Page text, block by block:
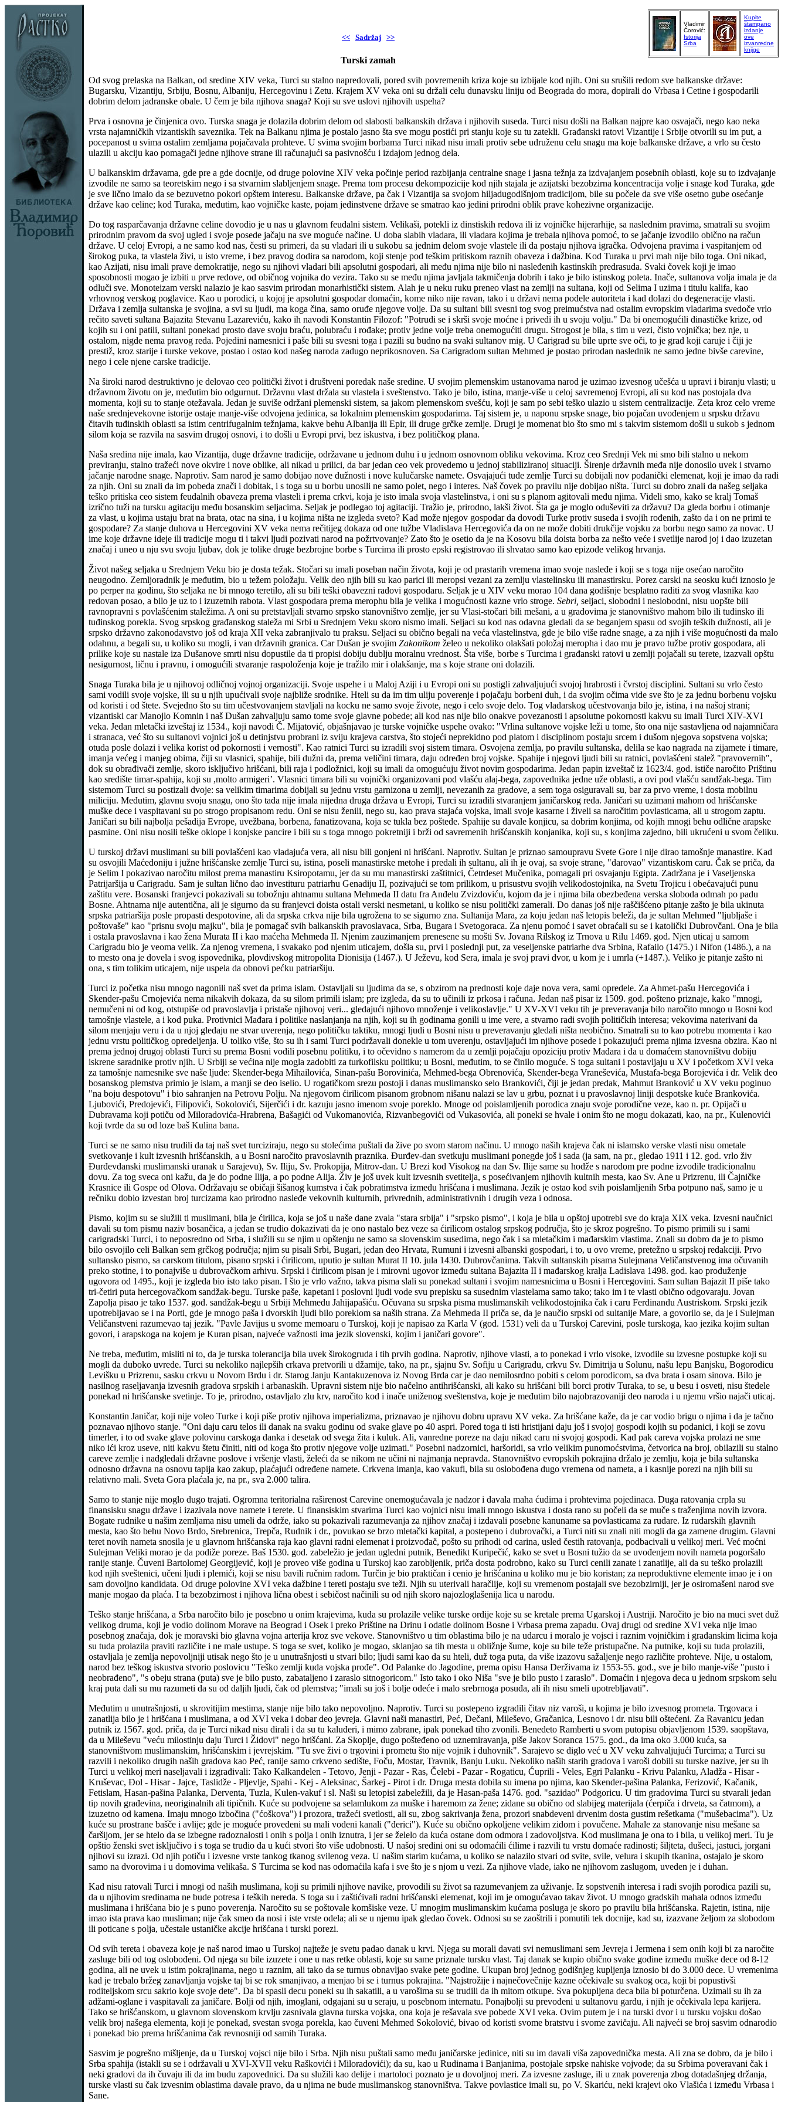
Vladimir
Ćorović:
Istorija
Srba
Kupite
štampano
izdanje
ove
izvanredne
knjige
<< Sadržaj >>
Turski zamah
Od svog prelaska na Balkan, od sredine XIV veka, Turci su stalno napredovali, pored svih povremenih kriza koje su izbijale kod njih. Oni su srušili redom sve balkanske države:
Bugarsku, Vizantiju, Srbiju, Bosnu, Albaniju, Hercegovinu i Zetu. Krajem XV veka oni su držali celu dunavsku liniju od Beograda do mora, dopirali do Vrbasa i Cetine i gospodarili
dobrim delom jadranske obale. U čem je bila njihova snaga? Koji su sve uslovi njihovih uspeha?
Prva i osnovna je činjenica ovo. Turska snaga je dolazila dobrim delom od slabosti balkanskih država i njihovih suseda. Turci nisu došli na Balkan najpre kao osvajači, nego kao neka
vrsta najamničkih vizantiskih saveznika. Tek na Balkanu njima je postalo jasno šta sve mogu postići pri stanju koje su tu zatekli. Građanski ratovi Vizantije i Srbije otvorili su im put, a
pocepanost u svima ostalim zemljama pojačavala prohteve. U svima svojim borbama Turci nikad nisu imali protiv sebe udruženu celu snagu ma koje balkanske države, a vrlo su često
ulazili u akciju kao pomagači jedne njihove strane ili računajući sa pasivnošću i izdajom jednog dela.
U balkanskim državama, gde pre a gde docnije, od druge polovine XIV veka počinje period razbijanja centralne snage i jasna težnja za izdvajanjem posebnih oblasti, koje su to izdvajanje
izvodile ne samo sa teoretskim nego i sa stvarnim slabljenjem snage. Prema tom procesu dekompozicije kod njih stajala je azijatski bezobzirna koncentracija volje i snage kod Turaka, gde
je sve lično imalo da se bezuvetno pokori opštem interesu. Balkanske države, pa čak i Vizantija sa svojom hiljadugodišnjom tradicijom, bile su počele da sve više osetno gube osećanje
države kao celine; kod Turaka, međutim, kao vojničke kaste, pojam jedinstvene države se smatrao kao jedini prirodni oblik prave kohezivne organizacije.
Do tog rasparčavanja državne celine dovodio je u nas u glavnom feudalni sistem. Velikaši, potekli iz dinstiskih redova ili iz vojničke hijerarhije, sa naslednim pravima, smatrali su svojim
prirodnim pravom da svoj ugled i svoje posede jačaju na sve moguće načine. U doba slabih vladara, ili vladara kojima je trebala njihova pomoć, to se jačanje izvodilo obično na račun
države. U celoj Evropi, a ne samo kod nas, česti su primeri, da su vladari ili u sukobu sa jednim delom svoje vlastele ili da postaju njihova igračka. Odvojena pravima i vaspitanjem od
širokog puka, ta vlastela živi, u isto vreme, i bez pravog dodira sa narodom, koji stenje pod teškim pritiskom raznih obaveza i dažbina. Kod Turaka u prvi mah nije bilo toga. Oni nikad,
kao Azijati, nisu imali prave demokratije, nego su njihovi vladari bili apsolutni gospodari, ali među njima nije bilo ni nasleđenih kastinskih predrasuda. Svaki čovek koji je imao
sposobnosti mogao je izbiti u prve redove, od običnog vojnika do vezira. Tako su se među njima javljala takmičenja dobrih i tako je bilo istinskog poleta. Inače, sultanova volja imala je da
odluči sve. Monoteizam verski nalazio je kao sasvim prirodan monarhistički sistem. Alah je u neku ruku preneo vlast na zemlji na sultana, koji od Selima I uzima i titulu kalifa, kao
vrhovnog verskog poglavice. Kao u porodici, u kojoj je apsolutni gospodar domaćin, kome niko nije ravan, tako i u državi nema podele autoriteta i kad dolazi do degeneracije vlasti.
Država i zemlja sultanska je svojina, a svi su ljudi, ma koga čina, samo oruđe njegove volje. Da su sultani bili svesni tog svog preimućstva nad ostalim evropskim vladarima svedoče vrlo
rečito saveti sultana Bajazita Stevanu Lazareviću, kako ih navodi Konstantin Filozof: "Potrudi se i skrši svoje moćne i privedi ih u svoju volju." Da bi onemogućili dinastičke krize, od
kojih su i oni patili, sultani ponekad prosto dave svoju braću, polubraću i rođake; protiv jedne volje treba onemogućiti drugu. Strogost je bila, s tim u vezi, čisto vojnička; bez nje, u
ostalom, nigde nema pravog reda. Pojedini namesnici i paše bili su svesni toga i pazili su budno na svaki sultanov mig. U Carigrad su bile uprte sve oči, to je grad koji caruje i čiji je
prestiž, kroz starije i turske vekove, postao i ostao kod našeg naroda zadugo neprikosnoven. Sa Carigradom sultan Mehmed je postao prirodan naslednik ne samo jedne bivše carevine,
nego i cele njene carske tradicije.
Na široki narod destruktivno je delovao ceo politički život i društveni poredak naše sredine. U svojim plemenskim ustanovama narod je uzimao izvesnog učešća u upravi i biranju vlasti; u
državnom životu on je, međutim bio odgurnut. Državnu vlast držala su vlastela i sveštenstvo. Tako je bilo, istina, manje-više u celoj savremenoj Evropi, ali su kod nas postojala dva
momenta, koji su to stanje otežavala. Jedan je suviše održani plemenski sistem, sa jakom plemenskom svešću, koji je sam po sebi teško ulazio u sistem centralizacije. Zeta kroz celo vreme
naše srednjevekovne istorije ostaje manje-više odvojena jedinica, sa lokalnim plemenskim gospodarima. Taj sistem je, u naponu srpske snage, bio pojačan uvođenjem u srpsku državu
čitavih tuđinskih oblasti sa istim centrifugalnim težnjama, kakve behu Albanija ili Epir, ili druge grčke zemlje. Drugi je momenat bio što smo mi s takvim sistemom došli u sukob s jednom
silom koja se razvila na sasvim drugoj osnovi, i to došli u Evropi prvi, bez iskustva, i bez političkog plana.
Naša sredina nije imala, kao Vizantija, duge državne tradicije, održavane u jednom duhu i u jednom osnovnom obliku vekovima. Kroz ceo Srednji Vek mi smo bili stalno u nekom
previranju, stalno tražeći nove okvire i nove oblike, ali nikad u prilici, da bar jedan ceo vek provedemo u jednoj stabiliziranoj situaciji. Širenje državnih međa nije donosilo uvek i stvarno
jačanje narodne snage. Naprotiv. Sam narod je samo dobijao nove dužnosti i nove kulučarske namete. Osvajajući tuđe zemlje Turci su dobijali nov podanički elemenat, koji je imao da radi
za njih. Oni su znali da im pobeda znači i dobitak, i s toga su u borbu unosili ne samo polet, nego i interes. Naš čovek po pravilu nije dobijao ništa. Turci su dobro znali da našeg seljaka
teško pritiska ceo sistem feudalnih obaveza prema vlasteli i prema crkvi, koja je isto imala svoja vlastelinstva, i oni su s planom agitovali među njima. Videli smo, kako se kralj Tomaš
izrično tuži na tursku agitaciju među bosanskim seljacima. Seljak je podlegao toj agitaciji. Tražio je, prirodno, lakši život. Šta ga je moglo oduševiti za državu? Da gleda borbu i otimanje
za vlast, u kojima ustaju brat na brata, otac na sina, i u kojima ništa ne izgleda sveto? Kad može njegov gospodar da dovodi Turke protiv suseda i svojih rođenih, zašto da i on ne primi te
gospodare? Za stanje duhova u Hercegovini XV veka nema rečitijeg dokaza od one tužbe Vladislava Hercegovića da on ne može dobiti drukčije vojsku za borbu nego samo za novac. U
ime koje državne ideje ili tradicije mogu ti i takvi ljudi pozivati narod na požrtvovanje? Zato što je osetio da je na Kosovu bila doista borba za nešto veće i svetlije narod joj i dao izuzetan
značaj i uneo u nju svu svoju ljubav, dok je tolike druge bezbrojne borbe s Turcima ili prosto epski registrovao ili shvatao samo kao epizode velikog hrvanja.
Život našeg seljaka u Srednjem Veku bio je dosta težak. Stočari su imali poseban način života, koji je od prastarih vremena imao svoje nasleđe i koji se s toga nije osećao naročito
neugodno. Zemljoradnik je međutim, bio u težem položaju. Velik deo njih bili su kao parici ili meropsi vezani za zemlju vlastelinsku ili manastirsku. Porez carski na seosku kući iznosio je
po perper na godinu, što seljaka ne bi mnogo teretilo, ali su bili teški obavezni radovi gospodaru. Seljak je u XIV veku morao 104 dana godišnje besplatno raditi za svog vlasnika kao
redovan posao, a bilo je uz to i izuzetnih rabota. Vlast gospodara prema merophu bila je velika i mogućnosti kazne vrlo stroge. Sebri, seljaci, slobodni i neslobodni, nisu uopšte bili
ravnopravni s povlašćenim staležima. A oni su pretstavljali stvarno srpsko stanovništvo zemlje, jer su Vlasi-stočari bili mešani, a u gradovima je stanovništvo mahom bilo ili tuđinsko ili
tuđinskog porekla. Svog srpskog građanskog staleža mi Srbi u Srednjem Veku skoro nismo imali. Seljaci su kod nas odavna gledali da se beganjem spasu od svojih teških dužnosti, ali je
srpsko državno zakonodavstvo još od kraja XII veka zabranjivalo tu praksu. Seljaci su obično begali na veća vlastelinstva, gde je bilo više radne snage, a za njih i više mogućnosti da malo
odahnu, a begali su, u koliko su mogli, i van državnih granica. Car Dušan je svojim Zakonikom želeo u nekoliko olakšati položaj meropha i dao mu je pravo tužbe protiv gospodara, ali
prilike koje su nastale iza Dušanove smrti nisu dopustile da ti propisi dobiju dublju moralnu vrednost. Šta više, borbe s Turcima i građanski ratovi u zemlji pojačali su terete, izazvali opštu
nesigurnost, ličnu i pravnu, i omogućili stvaranje raspoloženja koje je tražilo mir i olakšanje, ma s koje strane oni dolazili.
Snaga Turaka bila je u njihovoj odličnoj vojnoj organizaciji. Svoje uspehe i u Maloj Aziji i u Evropi oni su postigli zahvaljujući svojoj hrabrosti i čvrstoj disciplini. Sultani su vrlo često
sami vodili svoje vojske, ili su u njih upućivali svoje najbliže srodnike. Hteli su da im tim uliju poverenje i pojačaju borbeni duh, i da svojim očima vide sve što je za jednu borbenu vojsku
od koristi i od štete. Svejedno što su tim učestvovanjem stavljali na kocku ne samo svoje živote, nego i celo svoje delo. Tog vladarskog učestvovanja bilo je, istina, i na našoj strani;
vizantiski car Manojlo Komnin i naš Dušan zahvaljuju samo tome svoje glavne pobede; ali kod nas nije bilo onakve povezanosti i apsolutne pokornosti kakvu su imali Turci XIV-XVI
veka. Jedan mletački izveštaj iz 1534., koji navodi Č. Mijatović, objašnjavao je turske vojničke uspehe ovako: "Vrlina sultanove vojske leži u tome, što ona nije sastavljena od najamničara
i stranaca, već što su sultanovi vojnici još u detinjstvu probrani iz sviju krajeva carstva, što stojeći neprekidno pod platom i disciplinom postaju srcem i dušom njegova sopstvena vojska;
otuda posle dolazi i velika korist od pokornosti i vernosti". Kao ratnici Turci su izradili svoj sistem timara. Osvojena zemlja, po pravilu sultanska, delila se kao nagrada na zijamete i timare,
imanja većeg i manjeg obima, čiji su vlasnici, spahije, bili dužni da, prema veličini timara, daju određen broj vojske. Spahije i njegovi ljudi bili su ratnici, povlašćeni stalež "pravovernih",
dok su obrađivači zemlje, skoro isključivo hrišćani, bili raja i podložnici, koji su imali da omogućuju život novim gospodarima. Jedan papin izveštač iz 1623/4. god. ističe naročito Prištinu
kao središte timar-spahija, koji su ,molto armigeri’. Vlasnici timara bili su vojnički organizovani pod vlašću alaj-bega, zapovednika jedne uže oblasti, a ovi pod vlašću sandžak-bega. Tim
sistemom Turci su postizali dvoje: sa velikim timarima dobijali su jednu vrstu garnizona u zemlji, nevezanih za gradove, a sem toga osiguravali su, bar za prvo vreme, i dosta mobilnu
miliciju. Međutim, glavnu svoju snagu, ono što tada nije imala nijedna druga država u Evropi, Turci su izradili stvaranjem janičarskog reda. Janičari su uzimani mahom od hrišćanske
muške dece i vaspitavani su po strogo propisanom redu. Oni se nisu ženili, nego su, kao prava stajaća vojska, imali svoje kasarne i živeli sa naročitim povlasticama, ali u strogom zaptu.
Janičari su bili najbolja pešadija Evrope, uvežbana, borbena, fanatizovana, koja se tukla bez poštede. Spahije su davale konjicu, sa dobrim konjima, od kojih mnogi behu odlične arapske
pasmine. Oni nisu nosili teške oklope i konjske pancire i bili su s toga mnogo pokretniji i brži od savremenih hrišćanskih konjanika, koji su, s konjima zajedno, bili ukrućeni u svom čeliku.
U turskoj državi muslimani su bili povlašćeni kao vladajuća vera, ali nisu bili gonjeni ni hrišćani. Naprotiv. Sultan je priznao samoupravu Svete Gore i nije dirao tamošnje manastire. Kad
su osvojili Maćedoniju i južne hrišćanske zemlje Turci su, istina, poseli manastirske metohe i predali ih sultanu, ali ih je ovaj, sa svoje strane, "darovao" vizantiskom caru. Čak se priča, da
je Selim I pokazivao naročitu milost prema manastiru Ksiropotamu, jer da su mu manastirski zaštitnici, Četrdeset Mučenika, pomagali pri osvajanju Egipta. Zadržana je i Vaseljenska
Patrijaršija u Carigradu. Sam je sultan lično dao investituru patriarhu Genadiju II, pozivajući se tom prilikom, u prisustvu svojih velikodostojnika, na Svetu Trojicu i obećavajući punu
zaštitu vere. Bosanski franjevci pokazivali su tobožnju ahtnamu sultana Mehmeda II datu fra Anđelu Zvizdoviću, kojom da je i njima bila obezbeđena verska sloboda odmah po padu
Bosne. Ahtnama nije autentična, ali je sigurno da su franjevci doista ostali verski nesmetani, u koliko se nisu politički zamerali. Do danas još nije raščišćeno pitanje zašto je bila ukinuta
srpska patriaršija posle propasti despotovine, ali da srpska crkva nije bila ugrožena to se sigurno zna. Sultanija Mara, za koju jedan naš letopis beleži, da je sultan Mehmed "ljubljaše i
poštovaše" kao "prisnu svoju majku", bila je pomagač svih balkanskih pravoslavaca, Srba, Bugara i Svetogoraca. Za njenu pomoć i savet obraćali su se i katolički Dubrovčani. Ona je bila
i ostala pravoslavna i kao žena Murata II i kao maćeha Mehmeda II. Njenim zauzimanjem prenesene su mošti Sv. Jovana Rilskog iz Trnova u Rilu 1469. god. Njen uticaj u samom
Carigradu bio je veoma velik. Za njenog vremena, i svakako pod njenim uticajem, došla su, prvi i poslednji put, za veseljenske patriarhe dva Srbina, Rafailo (1475.) i Nifon (1486.), a na
to mesto ona je dovela i svog ispovednika, plovdivskog mitropolita Dionisija (1467.). U Ježevu, kod Sera, imala je svoj pravi dvor, u kom je i umrla (+1487.). Veliko je pitanje zašto ni
ona, s tim tolikim uticajem, nije uspela da obnovi pećku patriaršiju.
Turci iz početka nisu mnogo nagonili naš svet da prima islam. Ostavljali su ljudima da se, s obzirom na prednosti koje daje nova vera, sami opredele. Za Ahmet-pašu Hercegovića i
Skender-pašu Crnojevića nema nikakvih dokaza, da su silom primili islam; pre izgleda, da su to učinili iz prkosa i računa. Jedan naš pisar iz 1509. god. pošteno priznaje, kako "mnogi,
nemučeni ni od kog, otstupiše od pravoslavlja i pristaše njihovoj veri... gledajući njihovo množenje i velikoslavlje." U XV-XVI veku tih je preveravanja bilo naročito mnogo u Bosni kod
tamošnje vlastele, a i kod puka. Protivnici Mađara i politike naslanjanja na njih, koji su ih godinama gonili u ime vere, a stvarno radi svojih političkih interesa; vekovima naterivani da
silom menjaju veru i da u njoj gledaju ne stvar uverenja, nego političku taktiku, mnogi ljudi u Bosni nisu u preveravanju gledali ništa neobično. Smatrali su to kao potrebu momenta i kao
jednu vrstu političkog opredeljenja. U toliko više, što su ih i sami Turci podržavali donekle u tom uverenju, ostavljajući im njihove posede i pokazujući prema njima izvesna obzira. Kao ni
prema jednoj drugoj oblasti Turci su prema Bosni vodili posebnu politiku, i to očevidno s namerom da u zemlji pojačaju opoziciju protiv Mađara i da u domaćem stanovništvu dobiju
iskrene saradnike protiv njih. U Srbiji se većina nije mogla zadobiti za turkofilsku politiku; u Bosni, međutim, to se činilo moguće. S toga sultani i postavljaju u XV i početkom XVI veka
za tamošnje namesnike sve naše ljude: Skender-bega Mihailovića, Sinan-pašu Borovinića, Mehmed-bega Obrenovića, Skender-bega Vraneševića, Mustafa-bega Borojevića i dr. Velik deo
bosanskog plemstva primio je islam, a manji se deo iselio. U rogatičkom srezu postoji i danas muslimansko selo Brankovići, čiji je jedan predak, Mahmut Branković u XV veku poginuo
"na boju despotovu" i bio sahranjen na Petrovu Polju. Na njegovom ćirilicom pisanom grobnom nišanu nalazi se lav u grbu, poznat i u pravoslavnoj liniji despotske kuće Brankovića.
Ljubovići, Predojevići, Filipovići, Sokolovići, Sijerčići i dr. kazuju jasno imenom svoje poreklo. Mnoge od poislamljenih porodica znaju svoje porodične veze, kao n. pr. Opijači u
Dubravama koji potiču od Miloradovića-Hrabrena, Bašagići od Vukomanovića, Rizvanbegovići od Vukasovića, ali poneki se hvale i onim što ne mogu dokazati, kao, na pr., Kulenovići
koji tvrde da su od loze baš Kulina bana.
Turci se ne samo nisu trudili da taj naš svet turciziraju, nego su stolećima puštali da žive po svom starom načinu. U mnogo naših krajeva čak ni islamsko verske vlasti nisu ometale
svetkovanje i kult izvesnih hrišćanskih, a u Bosni naročito pravoslavnih praznika. Đurđev-dan svetkuju muslimani ponegde još i sada (ja sam, na pr., gledao 1911 i 12. god. vrlo živ
Đurđevdanski muslimanski uranak u Sarajevu), Sv. Iliju, Sv. Prokopija, Mitrov-dan. U Brezi kod Visokog na dan Sv. Ilije same su hodže s narodom pre podne izvodile tradicionalnu
dovu. Za tog sveca oni kažu, da je do podne Ilija, a po podne Alija. Živ je još uvek kult izvesnih svetitelja, s posećivanjem njihovih kultnih mesta, kao Sv. Ane u Prizrenu, ili Čajničke
Krasnice ili Gospe od Olova. Održavaju se običaji šišanog kumstva i čak pobratimstva između hrišćana i muslimana. Jezik je ostao kod svih poislamljenih Srba potpuno naš, samo je u
rečniku dobio izvestan broj turcizama kao prirodno nasleđe vekovnih kulturnih, privrednih, administrativnih i drugih veza i odnosa.
Pismo, kojim su se služili ti muslimani, bila je ćirilica, koja se još u naše dane zvala "stara srbija" i "srpsko pismo", i koja je bila u opštoj upotrebi sve do kraja XIX veka. Izvesni naučnici
davali su tom pismu naziv bosančica, a jedan se trudio dokazivati da je ono nastalo bez veze sa ćirilicom ostalog srpskog područja, što je skroz pogrešno. To pismo primili su i sami
carigradski Turci, i to neposredno od Srba, i služili su se njim u opštenju ne samo sa slovenskim susedima, nego čak i sa mletačkim i mađarskim vlastima. Znali su dobro da je to pismo
bilo osvojilo celi Balkan sem grčkog područja; njim su pisali Srbi, Bugari, jedan deo Hrvata, Rumuni i izvesni albanski gospodari, i to, u ovo vreme, pretežno u srpskoj redakciji. Prvo
sultansko pismo, sa carskom titulom, pisano srpski i ćirilicom, uputio je sultan Murat II 10. jula 1430. Dubrovčanima. Takvih sultanskih pisama Sulejmana Veličanstvenog ima očuvanih
preko stotine, i to ponajviše u dubrovačkom arhivu. Srpski i ćirilicom pisan je i mirovni ugovor između sultana Bajazita II i mađarskog kralja Ladislava 1498. god. kao produženje
ugovora od 1495., koji je izgleda bio isto tako pisan. I što je vrlo važno, takva pisma slali su ponekad sultani i svojim namesnicima u Bosni i Hercegovini. Sam sultan Bajazit II piše tako
tri-četiri puta hercegovačkom sandžak-begu. Turske paše, kapetani i poslovni ljudi vode svu prepisku sa susednim vlastelama samo tako; tako im i te vlasti obično odgovaraju. Jovan
Zapolja pisao je tako 1537. god. sandžak-begu u Srbiji Mehmedu Jahijapašiću. Očuvana su srpska pisma muslimanskih velikodostojnika čak i caru Ferdinandu Austriskom. Srpski jezik
upotrebljavao se i na Porti, gde je mnogo paša i dvorskih ljudi bilo poreklom sa naših strana. Za Mehmeda II priča se, da je naučio srpski od sultanije Mare, a govorilo se, da je i Sulejman
Veličanstveni razumevao taj jezik. "Pavle Javijus u svome memoaru o Turskoj, koji je napisao za Karla V (god. 1531) veli da u Turskoj Carevini, posle turskoga, kao jezika kojim sultan
govori, i arapskoga na kojem je Kuran pisan, najveće važnosti ima jezik slovenski, kojim i janičari govore".
Ne treba, međutim, misliti ni to, da je turska tolerancija bila uvek širokogruda i tih prvih godina. Naprotiv, njihove vlasti, a to ponekad i vrlo visoke, izvodile su izvesne postupke koji su
mogli da duboko uvrede. Turci su nekoliko najlepših crkava pretvorili u džamije, tako, na pr., sjajnu Sv. Sofiju u Carigradu, crkvu Sv. Dimitrija u Solunu, našu lepu Banjsku, Bogorodicu
Levišku u Prizrenu, sasku crkvu u Novom Brdu i dr. Starog Janju Kantakuzenova iz Novog Brda car je dao nemilosrdno pobiti s celom porodicom, sa dva brata i osam sinova. Bilo je
nasilnog raseljavanja izvesnih gradova srpskih i arbanaskih. Upravni sistem nije bio načelno antihrišćanski, ali kako su hrišćani bili borci protiv Turaka, to se, u besu i osveti, nisu štedele
ponekad ni hrišćanske svetinje. To je, prirodno, ostavljalo zlu krv, naročito kod i inače uniženog sveštenstva, koje je međutim bilo najobrazovaniji deo naroda i u njemu vršio najači uticaj.
Konstantin Janičar, koji nije voleo Turke i koji piše protiv njihova imperializma, priznavao je njihovu dobru upravu XV veka. Za hrišćane kaže, da je car vodio brigu o njima i da je tačno
poznavao njihovo stanje. "Oni daju caru telos ili danak na svaku godinu od svake glave po 40 aspri. Pored toga ti isti hristijani daju još i svojoj gospodi kojih su podanici, i koji se zovu
timerler, i to od svake glave polovinu carskoga danka i desetak od svega žita i kuluk. Ali, vanredne poreze na daju nikad caru ni svojoj gospodi. Kad pak careva vojska prolazi ne sme
niko ići kroz useve, niti kakvu štetu činiti, niti od koga što protiv njegove volje uzimati." Posebni nadzornici, haršoridi, sa vrlo velikim punomoćstvima, četvorica na broj, obilazili su stalno
careve zemlje i nadgledali državne poslove i vršenje vlasti, želeći da se nikom ne učini ni najmanja nepravda. Stanovništvo evropskih pokrajina držalo je zemlju, koja je bila sultanska
odnosno državna na osnovu tapija kao zakup, plaćajući određene namete. Crkvena imanja, kao vakufi, bila su oslobođena dugo vremena od nameta, a i kasnije porezi na njih bili su
relativno mali. Sveta Gora plaćala je, na pr., sva 2.000 talira.
Samo to stanje nije moglo dugo trajati. Ogromna teritorialna raširenost Carevine onemogućavala je nadzor i davala maha ćudima i prohtevima pojedinaca. Duga ratovanja crpla su
finansisku snagu države i izazivala nove namete i terete. U finansiskim stvarima Turci kao vojnici nisu imali mnogo iskustva i dosta rano su počeli da se muče s traženjima novih izvora.
Bogate rudnike u našim zemljama nisu umeli da održe, iako su pokazivali razumevanja za njihov značaj i izdavali posebne kanuname sa povlasticama za rudare. Iz rudarskih glavnih
mesta, kao što behu Novo Brdo, Srebrenica, Trepča, Rudnik i dr., povukao se brzo mletački kapital, a postepeno i dubrovački, a Turci niti su znali niti mogli da ga zamene drugim. Glavni
teret novih nameta snosila je u glavnom hrišćanska raja kao glavni radni elemenat i proizvođač, pošto su prihodi od carina, usled čestih ratovanja, podbacivali u velikoj meri. Već moćni
Sulejman Veliki morao je da podiže poreze. Baš 1530. god. zabeležio je jedan ugledni putnik, Benedikt Kuripečić, kako se svet u Bosni tužio da se uvođenjem novih nameta pogoršalo
ranije stanje. Čuveni Bartolomej Georgijević, koji je proveo više godina u Turskoj kao zarobljenik, priča dosta podrobno, kako su Turci cenili zanate i zanatlije, ali da su teško prolazili
kod njih sveštenici, učeni ljudi i plemići, koji se nisu bavili ručnim radom. Turčin je bio praktičan i cenio je hrišćanina u koliko mu je bio koristan; za neproduktivne elemente imao je i on
sam dovoljno kandidata. Od druge polovine XVI veka dažbine i tereti postaju sve teži. Njih su uterivali haračlije, koji su vremenom postajali sve bezobzirniji, jer je osiromašeni narod sve
manje mogao da plaća. I ta bezobzirnost i njihova lična obest i sebičost načinili su od njih skoro najozloglašenija lica u narodu.
Teško stanje hrišćana, a Srba naročito bilo je posebno u onim krajevima, kuda su prolazile velike turske ordije koje su se kretale prema Ugarskoj i Austriji. Naročito je bio na muci svet duž
velikog druma, koji je vodio dolinom Morave na Beograd i Osek i preko Prištine na Drinu i odatle dolinom Bosne i Vrbasa prema zapadu. Ovaj drugi od sredine XVI veka nije imao
posebnog značaja, dok je moravski bio glavna vojna arterija kroz sve vekove. Stanovništvo u tim oblastima bilo je na udarcu i moralo je vojsci i raznim vojničkim i građanskim licima koja
su tuda prolazila praviti različite i ne male ustupe. S toga se svet, koliko je mogao, sklanjao sa tih mesta u obližnje šume, koje su bile teže pristupačne. Na putnike, koji su tuda prolazili,
ostavljala je zemlja nepovoljniji utisak nego što je u unutrašnjosti u stvari bilo; ljudi sami kao da su hteli, duž toga puta, da više izazovu sažaljenje nego različite prohteve. Nije, u ostalom,
narod bez teškog iskustva stvorio poslovicu "Teško zemlji kuda vojska prođe". Od Palanke do Jagodine, prema opisu Hansa Derživama iz 1553-55. god., sve je bilo manje-više "pusto i
neobrađeno", "s obeju strana (puta) sve je bilo pusto, zabataljeno i zaraslo sitnogoricom." Isto tako i oko Niša "sve je bilo pusto i zaraslo". Domaćin i njegova deca u jednom srpskom selu
kraj puta dali su mu razumeti da su od daljih ljudi, čak od plemstva; "imali su još i bolje odeće i malo srebrnoga posuđa, ali ih nisu smeli upotrebljavati".
Međutim u unutrašnjosti, u skrovitijim mestima, stanje nije bilo tako nepovoljno. Naprotiv. Turci su postepeno izgradili čitav niz varoši, u kojima je bilo izvesnog prometa. Trgovaca i
zanatlija bilo je i hrišćana i muslimana, a od XVI veka i dobar deo jevreja. Glavni naši manastiri, Peć, Dečani, Mileševo, Gračanica, Lesnovo i dr. nisu bili oštećeni. Za Ravanicu jedan
putnik iz 1567. god. priča, da je Turci nikad nisu dirali i da su tu kaluđeri, i mimo zabrane, ipak ponekad tiho zvonili. Benedeto Ramberti u svom putopisu objavljenom 1539. saopštava,
da u Mileševu "veću milostinju daju Turci i Židovi" nego hrišćani. Za Skoplje, dugo pošteđeno od uznemiravanja, piše Jakov Soranca 1575. god., da ima oko 3.000 kuća, sa
stanovništvom muslimanskim, hrišćanskim i jevrejskim. "Tu sve živi o trgovini i prometu što nije vojnik i duhovnik". Sarajevo se diglo već u XV veku zahvaljujući Turcima; a Turci su
razvili i nekoliko drugih naših gradova kao Peć, ranije samo crkveno sedište, Foču, Mostar, Travnik, Banju Luku. Nekoliko naših starih gradova i varoši dobili su turske nazive, jer su ih
Turci u velikoj meri naseljavali i izgrađivali: Tako Kalkandelen - Tetovo, Jenji - Pazar - Ras, Čelebi - Pazar - Rogaticu, Ćuprili - Veles, Egri Palanku - Krivu Palanku, Aladža - Hisar -
Kruševac, Đol - Hisar - Jajce, Taslidže - Pljevlje, Spahi - Kej - Aleksinac, Šarkej - Pirot i dr. Druga mesta dobila su imena po njima, kao Skender-pašina Palanka, Ferizović, Kačanik,
Fetislam, Hasan-pašina Palanka, Derventa, Tuzla, Kulen-vakuf i sl. Naši su letopisi zabeležili, da je Hasan-paša 1476. god. "sazidao" Podgoricu. U tim gradovima Turci su stvarali jedan
tip novih građevina, neoriginalnih ali tipičnih. Kuće su podvojene sa selamlukom za muške i haremom za žene; zidane su obično od slabijeg materijala (ćerpiča i drveta, sa čatmom), a
izuzetno od kamena. Imaju mnogo izbočina ("ćoškova") i prozora, tražeći svetlosti, ali su, zbog sakrivanja žena, prozori snabdeveni drvenim dosta gustim rešetkama ("mušebacima"). Uz
kuće su prostrane bašče i avlije; gde je moguće provedeni su mali vodeni kanali ("đerici"). Kuće su obično opkoljene velikim zidom i povučene. Mahale za stanovanje nisu mešane sa
čaršijom, jer se htelo da se izbegne radoznalosti i onih s polja i onih iznutra, i jer se želelo da kuća ostane dom odmora i zadovoljstva. Kod muslimana je ona to i bila, u velikoj meri. Tu je
opštio ženski svet isključivo i s toga se trudio da u kući stvori što više udobnosti. U našoj sredini oni su odomaćili ćilime i razvili tu vrstu domaće radinosti; šiljteta, dušeci, jastuci, jorgani
njihovi su izrazi. Od njih potiču i izvesne vrste tankog tkanog svilenog veza. U našim starim kućama, u koliko se nalazilo stvari od svite, svile, velura i skupih tkanina, ostajalo je skoro
samo na dvorovima i u domovima velikaša. S Turcima se kod nas odomaćila kafa i sve što je s njom u vezi. Za njihove vlade, iako ne njihovom zaslugom, uveden je i duhan.
Kad nisu ratovali Turci i mnogi od naših muslimana, koji su primili njihove navike, provodili su život sa razumevanjem za uživanje. Iz sopstvenih interesa i radi svojih porodica pazili su,
da u njihovim sredinama ne bude potresa i teških nereda. S toga su i zaštićivali radni hrišćanski elemenat, koji im je omogućavao takav život. U mnogo gradskih mahala odnos između
muslimana i hrišćana bio je s puno poverenja. Naročito su se poštovale komšiske veze. U mnogim muslimanskim kućama posluga je skoro po pravilu bila hrišćanska. Rajetin, istina, nije
imao ista prava kao musliman; nije čak smeo da nosi i iste vrste odela; ali se u njemu ipak gledao čovek. Odnosi su se zaoštrili i pomutili tek docnije, kad su, izazvane željom za slobodom
ili poticane s polja, učestale ustaničke akcije hrišćana i turski porezi.
Od svih tereta i obaveza koje je naš narod imao u Turskoj najteže je svetu padao danak u krvi. Njega su morali davati svi nemuslimani sem Jevreja i Jermena i sem onih koji bi za naročite
zasluge bili od tog oslobođeni. Od njega su bile izuzete i one u nas retke oblasti, koje su same priznale tursku vlast. Taj danak se kupio obično svake godine između muške dece od 8-12
godina, ali ne uvek u istim pokrajinama, nego u raznim, ali tako da se turnus obnavljao svake pete godine. Ukupan broj jednog godišnjeg kupljenja iznosio bi do 3.000 dece. U vremenima
kad je trebalo bržeg zanavljanja vojske taj bi se rok smanjivao, a menjao bi se i turnus pokrajina. "Najstrožije i najnečovečnije kazne očekivale su svakog oca, koji bi popustivši
roditeljskom srcu sakrio koje svoje dete". Da bi spasli decu poneki su ih sakatili, a u varošima su se trudili da ih mitom otkupe. Sva pokupljena deca bila bi poturčena. Uzimali su ih za
adžami-oglane i vaspitavali za janičare. Bolji od njih, imoglani, odgajani su u seraju, u posebnom internatu. Ponajbolji su prevođeni u sultanovu gardu, i njih je očekivala lepa karijera.
Tako se hrišćanskom, u glavnom slovenskom krvlju zasnivala glavna turska vojska, ona koja je rešavala sve pobede XVI veka. Ovim putem je i na turski dvor i u tursku vojsku došao
velik broj našega elementa, koji je ponekad, svestan svoga porekla, kao čuveni Mehmed Sokolović, bivao od koristi svome bratstvu i svome zavičaju. Ali najveći se broj sasvim odnarodio
i ponekad bio prema hrišćanima čak revnosniji od samih Turaka.
Sasvim je pogrešno mišljenje, da u Turskoj vojsci nije bilo i Srba. Njih nisu puštali samo među janičarske jedinice, niti su im davali viša zapovednička mesta. Ali zna se dobro, da je bilo i
Srba spahija (istakli su se i održavali u XVI-XVII veku Raškovići i Miloradovići); da su, kao u Rudinama i Banjanima, postojale srpske nahiske vojvode; da su Srbima poveravani čak i
neki gradovi da ih čuvaju ili da im budu zapovednici. Da su služili kao delije i martoloci poznato je u dovoljnoj meri. Za izvesne zasluge, ili u znak poverenja zbog dotadašnjeg držanja,
turske vlasti su čak izvesnim oblastima davale pravo, da u njima ne bude muslimanskog stanovništva. Takve povlastice imali su, po V. Skariću, neki krajevi oko Vlašića i između Vrbasa i
Sane.